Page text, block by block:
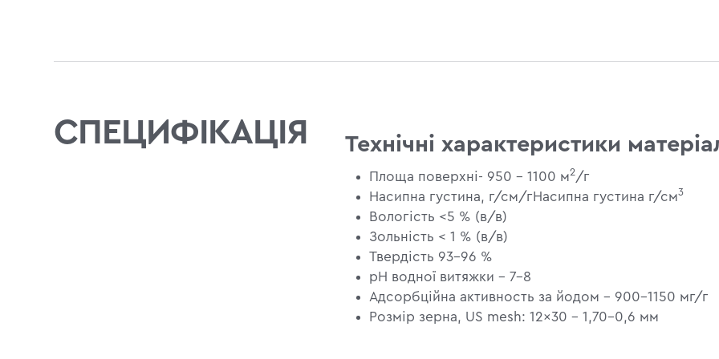
СПЕЦИФІКАЦІЯ Технічні характеристики
Площа поверхні- 950 - 1100 м2/г
Насипна густина, г/см/гНасипна густина г/см3
Вологість <5 % (в/в)
Зольність < 1 % (в/в)
Твердість 93-96 %
pH водної витяжки - 7–8
Адсорбційна активность за йодом - 900-1150 мг/г
Розмір зерна, US mesh: 12×30 - 1,70–0,6 мм